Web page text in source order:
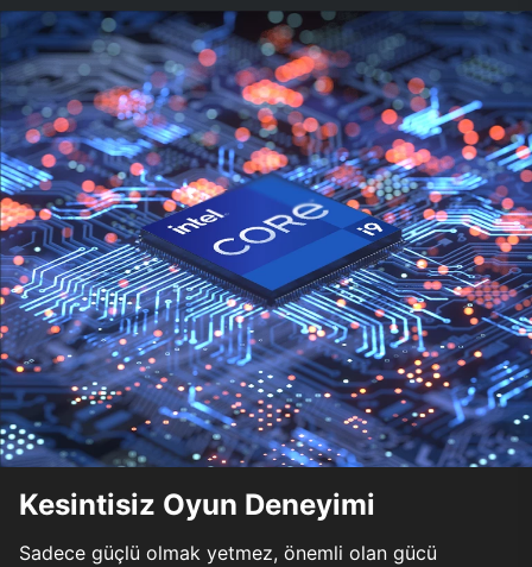
Kesintisiz Oyun Deneyimi
Sadece güçlü olmak yetmez, önemli olan gücü